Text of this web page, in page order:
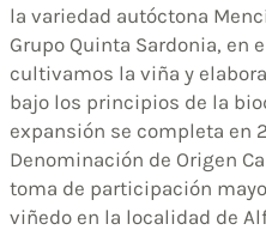
la variedad autóctona
Grupo Quinta Sardonia, en
cultivamos la viña y
bajo los principios de la
expansión se completa en
Denominación de Origen
toma de participación
viñedo en la localidad de